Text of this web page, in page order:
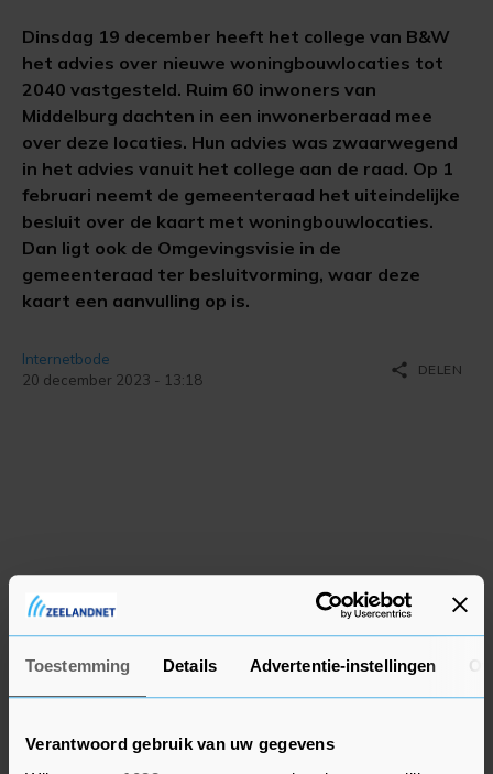
Toestemming Details Advertentie-instellingen
Verantwoord gebruik van uw gegevens
Dinsdag 19 december heeft het college van B&W
het advies over nieuwe woningbouwlocaties tot
2040 vastgesteld. Ruim 60 inwoners van
Middelburg dachten in een inwonerberaad mee
over deze locaties. Hun advies was zwaarwegend
in het advies vanuit het college aan de raad. Op 1
februari neemt de gemeenteraad het uiteindelijke
besluit over de kaart met woningbouwlocaties.
Dan ligt ook de Omgevingsvisie in de
gemeenteraad ter besluitvorming, waar deze
kaart een aanvulling op is.
Internetbode
20 december 2023 - 13:18
share DELEN